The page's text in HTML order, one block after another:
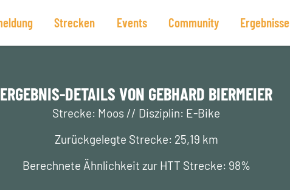
Strecken Events Community Ergebnisse
ERGEBNIS-DETAILS VON GEBHARD BIERMEIER
Strecke: Moos // Disziplin: E-Bike
Zurückgelegte Strecke: 25,19 km
Berechnete Ähnlichkeit zur HTT Strecke: 98%